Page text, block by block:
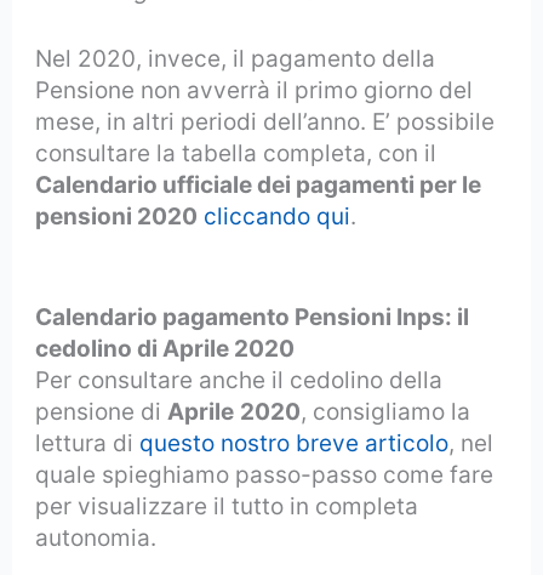
Nel 2020, invece, il pagamento della
Pensione non avverrà il primo giorno del
mese, in altri periodi dell’anno. E’ possibile
consultare la tabella completa, con il
Calendario ufficiale dei pagamenti per le
pensioni 2020 cliccando qui.
Calendario pagamento Pensioni Inps: il
cedolino di Aprile 2020
Per consultare anche il cedolino della
pensione diAprile 2020, consigliamo la
lettura di questo nostro breve articolo, nel
quale spieghiamo passo-passo come fare
per visualizzare il tutto in completa
autonomia.